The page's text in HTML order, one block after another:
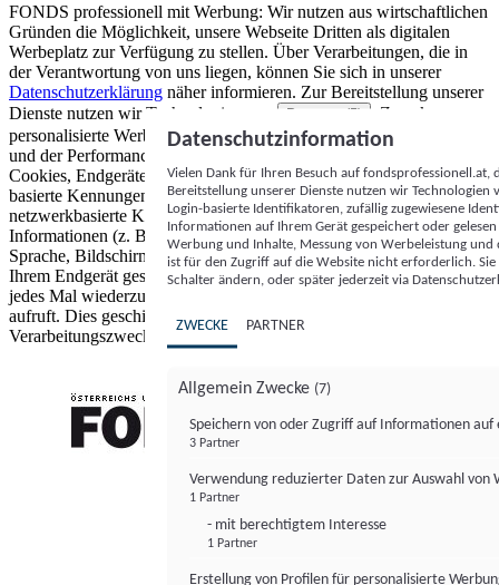
FONDS professionell mit Werbung: Wir nutzen aus wirtschaftlichen
Gründen die Möglichkeit, unsere Webseite Dritten als digitalen
Werbeplatz zur Verfügung zu stellen. Über Verarbeitungen, die in
der Verantwortung von uns liegen, können Sie sich in unserer
Datenschutzerklärung näher informieren. Zur Bereitstellung unserer
Dienste nutzen wir Technologien von
Partnern (5)
. Zwecke:
personalisierte Werbung und Inhalte, Messung von Werbeleistung
und der Performance von Inhalten sowie Zielgruppenforschung.
Cookies, Endgeräte- oder ähnliche Online-Kennungen (z. B. login-
basierte Kennungen, zufällig generierte Kennungen,
netzwerkbasierte Kennungen) können zusammen mit anderen
Informationen (z. B. Browsertyp und Browserinformationen,
Sprache, Bildschirmgröße, unterstützte Technologien usw.) auf
Ihrem Endgerät gespeichert oder von dort ausgelesen werden, um es
jedes Mal wiederzuerkennen, wenn es eine App oder einer Webseite
aufruft. Dies geschieht für einen oder mehrere der hier aufgeführten
Verarbeitungszwecke.
Datenschutzinformation
Vielen Dank für Ihren Besuch auf
Bereitstellung unserer Dienste nutzen wir Technologien
Login-basierte Identifikatoren, zufällig zugewiesene
Informationen auf Ihrem Gerät gespeichert oder
Werbung und Inhalte, Messung von Werbeleistung
ist für den Zugriff auf die Website nicht erforderlich.
Schalter ändern, oder später jederzeit via
ZWECKE PARTNER
Allgemein Zwecke (7)
Speichern von oder Zugriff auf Informationen auf
3 Partner
Verwendung reduzierter Daten zur Auswahl von
1 Partner
- mit berechtigtem Interesse
1 Partner
Erstellung von Profilen für personalisierte
FONDS professionell